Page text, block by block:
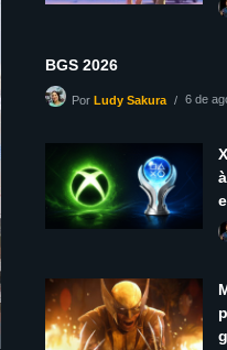
BGS 2026
PorLudy Sakura 6 de